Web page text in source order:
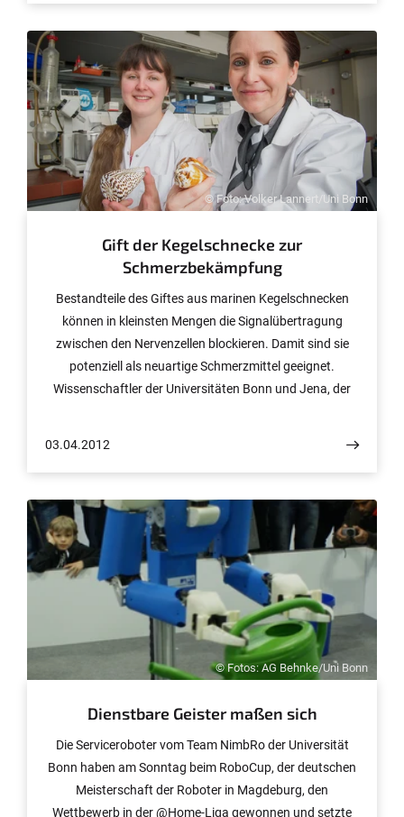
© Foto: Volker Lannert/Uni Bonn
Gift der Kegelschnecke zur
Schmerzbekämpfung
Bestandteile des Giftes aus marinen Kegelschnecken
können in kleinsten Mengen die Signalübertragung
zwischen den Nervenzellen blockieren. Damit sind sie
potenziell als neuartige Schmerzmittel geeignet.
Wissenschaftler der Universitäten Bonn und Jena, der
Ergebnisse in der Zeitschrift „Angewandte Chemie“ vor.
Eine Online-Version der Publikation ist bereits
veröffentlicht.
03.04.2012
© Fotos: AG Behnke/Uni Bonn
Dienstbare Geister maßen sich
Die Serviceroboter vom Team NimbRo der Universität
Bonn haben am Sonntag beim RoboCup, der deutschen
Meisterschaft der Roboter in Magdeburg, den
Wettbewerb in der @Home-Liga gewonnen und setzte